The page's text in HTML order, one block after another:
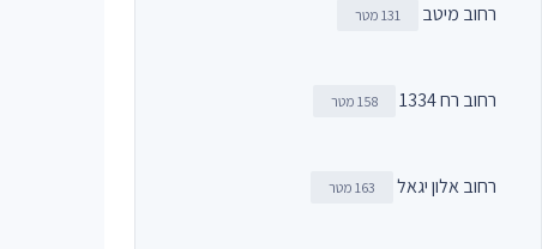
רחוב מיטב 131 מטר
רחוב רח 1334 158 מטר
רחוב אלון יגאל 163 מטר